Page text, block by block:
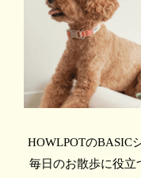
HOWLPOTのBASIC
毎日のお散歩に役立